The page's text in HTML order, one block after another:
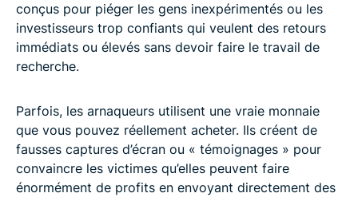
conçus pour piéger les gens inexpérimentés ou les
investisseurs trop confiants qui veulent des retours
immédiats ou élevés sans devoir faire le travail de
recherche.
Parfois, les arnaqueurs utilisent une vraie monnaie
que vous pouvez réellement acheter. Ils créent de
fausses captures d’écran ou « témoignages » pour
convaincre les victimes qu’elles peuvent faire
énormément de profits en envoyant directement des